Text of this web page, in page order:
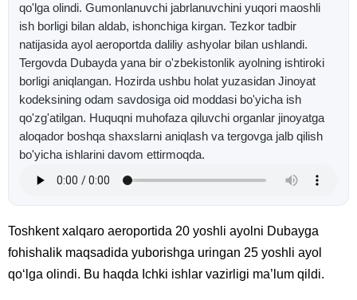
qo'lga olindi. Gumonlanuvchi jabrlanuvchini yuqori maoshli
ish borligi bilan aldab, ishonchiga kirgan. Tezkor tadbir
natijasida ayol aeroportda daliliy ashyolar bilan ushlandi.
Tergovda Dubayda yana bir o'zbekistonlik ayolning ishtiroki
borligi aniqlangan. Hozirda ushbu holat yuzasidan Jinoyat
kodeksining odam savdosiga oid moddasi bo'yicha ish
qo'zg'atilgan. Huquqni muhofaza qiluvchi organlar jinoyatga
aloqador boshqa shaxslarni aniqlash va tergovga jalb qilish
bo'yicha ishlarini davom ettirmoqda.
Toshkent xalqaro aeroportida 20 yoshli ayolni Dubayga
fohishalik maqsadida yuborishga uringan 25 yoshli ayol
qo‘lga olindi. Bu haqda Ichki ishlar vazirligi ma’lum qildi.